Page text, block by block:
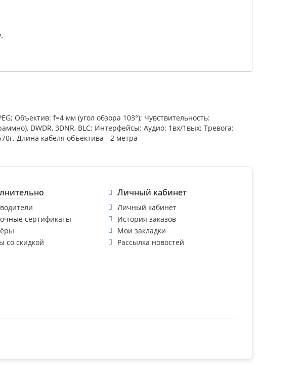
Объектив: f=4 мм (угол обзора 103°); Чувствительность:
DWDR, 3DNR, BLC; Интерфейсы: Аудио: 1вх/1вых; Тревога:
Длина кабеля объектива - 2 метра
сертификаты
со скидкой
Личный кабинет
Личный кабинет
История заказов
Мои закладки
Рассылка новостей